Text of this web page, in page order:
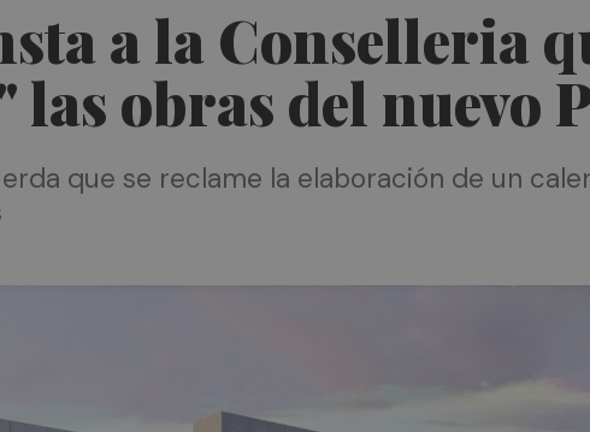
a la Conselleria
obras del nuevo
que se reclame la elaboración de un